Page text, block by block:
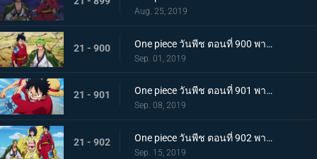
Aug. 25, 2019
21 - 900 One piece วันพีช ตอนที่ 900 พากย์ไทย วันที่แสนจะสุดยอด โอทามะ และ ถั่วแดงต้ม
Sep. 01, 2019
21 - 901 One piece วันพีช ตอนที่ 901 พากย์ไทย บุกรังของศัตรู เมืองบาคุระที่เต็มไปด้วยเจ้าหน้าที่รัฐ!
Sep. 08, 2019
21 - 902 One piece วันพีช ตอนที่ 902 พากย์ไทย โยโกสุนะออกโรง อุราชิมะผู้ไร้เทียมทานผู้หมายปองโออิคุ!
Sep. 15, 2019